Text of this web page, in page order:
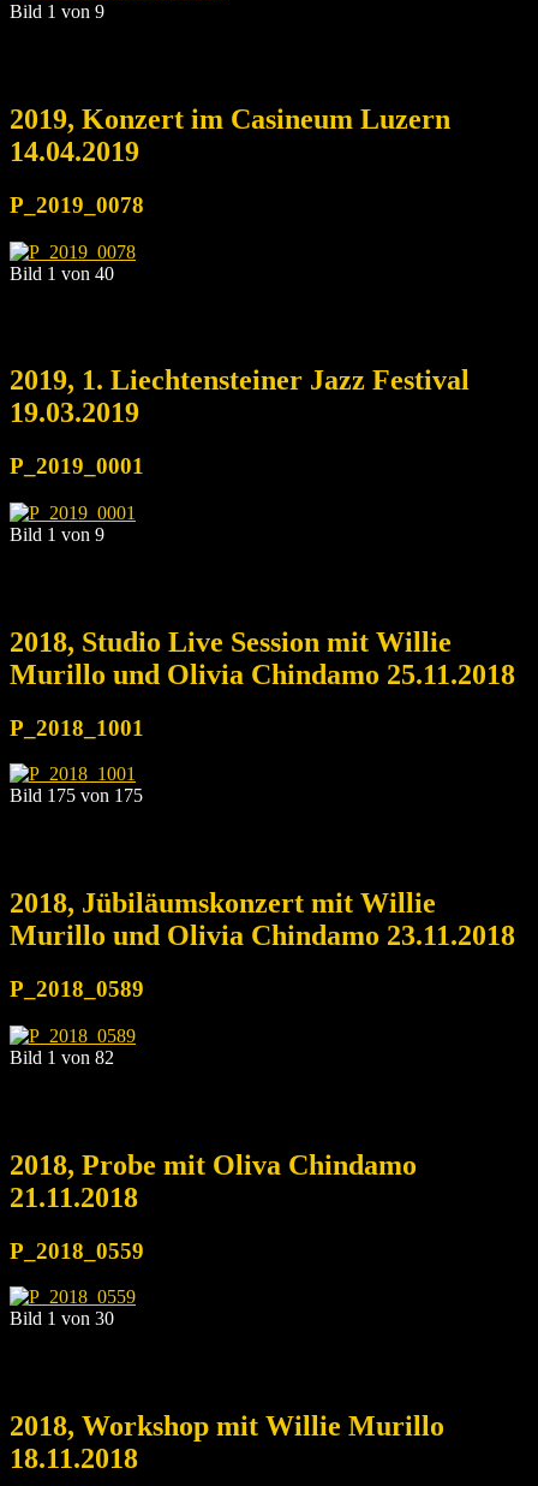
Bild 1 von 9
2019, Konzert im Casineum Luzern
14.04.2019
P_2019_0078
Bild 1 von 40
2019, 1. Liechtensteiner Jazz Festival
19.03.2019
P_2019_0001
Bild 1 von 9
2018, Studio Live Session mit Willie
Murillo und Olivia Chindamo 25.11.2018
P_2018_1001
Bild 175 von 175
2018, Jübiläumskonzert mit Willie
Murillo und Olivia Chindamo 23.11.2018
P_2018_0589
Bild 1 von 82
2018, Probe mit Oliva Chindamo
21.11.2018
P_2018_0559
Bild 1 von 30
2018, Workshop mit Willie Murillo
18.11.2018